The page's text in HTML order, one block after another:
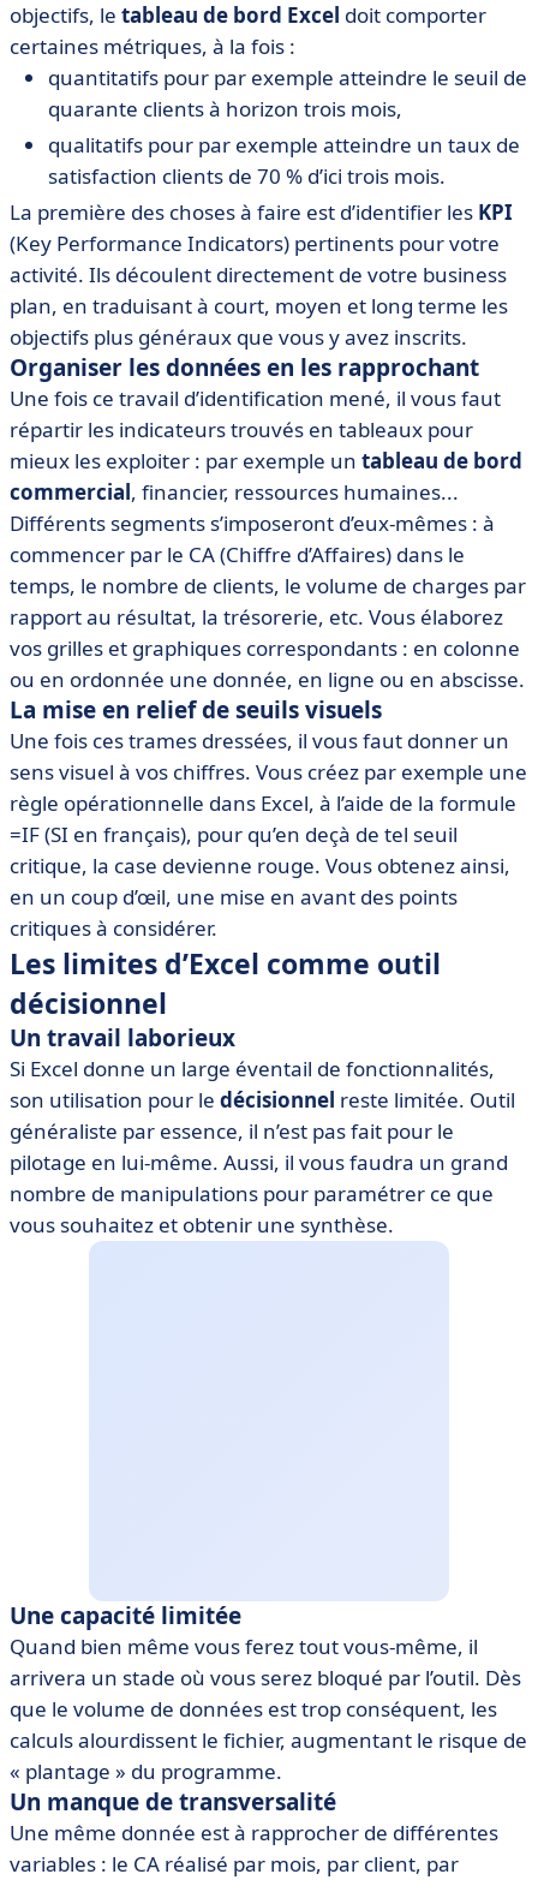
objectifs, le tableau de bord Excel doit comporter
certaines métriques, à la fois :
quantitatifs pour par exemple atteindre le seuil de
quarante clients à horizon trois mois,
qualitatifs pour par exemple atteindre un taux de
satisfaction clients de 70 % d’ici trois mois.
La première des choses à faire est d’identifier les KPI
(Key Performance Indicators) pertinents pour votre
activité. Ils découlent directement de votre business
plan, en traduisant à court, moyen et long terme les
objectifs plus généraux que vous y avez inscrits.
Organiser les données en les rapprochant
Une fois ce travail d’identification mené, il vous faut
répartir les indicateurs trouvés en tableaux pour
mieux les exploiter : par exemple un tableau de bord
commercial, financier, ressources humaines...
Différents segments s’imposeront d’eux-mêmes : à
commencer par le CA (Chiffre d’Affaires) dans le
temps, le nombre de clients, le volume de charges par
rapport au résultat, la trésorerie, etc. Vous élaborez
vos grilles et graphiques correspondants : en colonne
ou en ordonnée une donnée, en ligne ou en abscisse.
La mise en relief de seuils visuels
Une fois ces trames dressées, il vous faut donner un
sens visuel à vos chiffres. Vous créez par exemple une
règle opérationnelle dans Excel, à l’aide de la formule
=IF (SI en français), pour qu’en deçà de tel seuil
critique, la case devienne rouge. Vous obtenez ainsi,
en un coup d’œil, une mise en avant des points
critiques à considérer.
Les limites d’Excel comme outil
décisionnel
Un travail laborieux
Si Excel donne un large éventail de fonctionnalités,
son utilisation pour le décisionnel reste limitée. Outil
généraliste par essence, il n’est pas fait pour le
pilotage en lui-même. Aussi, il vous faudra un grand
nombre de manipulations pour paramétrer ce que
vous souhaitez et obtenir une synthèse.
Une capacité limitée
Quand bien même vous ferez tout vous-même, il
arrivera un stade où vous serez bloqué par l’outil. Dès
que le volume de données est trop conséquent, les
calculs alourdissent le fichier, augmentant le risque de
« plantage » du programme.
Un manque de transversalité
Une même donnée est à rapprocher de différentes
variables : le CA réalisé par mois, par client, par